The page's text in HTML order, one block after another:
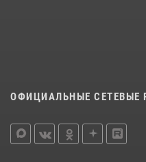
ОФИЦИАЛЬНЫЕ СЕТЕВЫЕ